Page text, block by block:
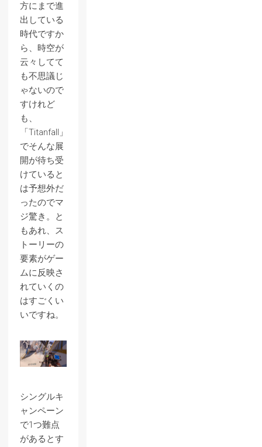
方にまで進
出している
時代ですか
ら、時空が
云々してて
も不思議じ
ゃないので
すけれど
も、
「Titanfall」
でそんな展
開が待ち受
けていると
は予想外だ
ったのでマ
ジ驚き。と
もあれ、ス
トーリーの
要素がゲー
ムに反映さ
れていくの
はすごくい
いですね。
シングルキ
ャンペーン
で1つ難点
があるとす